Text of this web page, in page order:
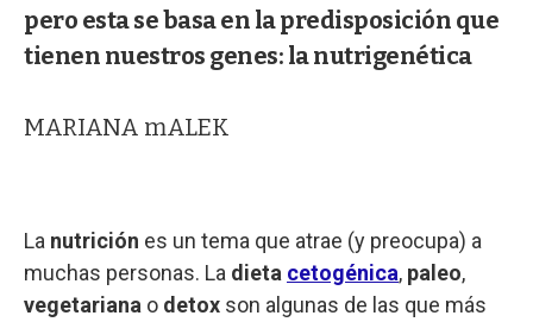
pero esta se basa en la predisposición que
tienen nuestros genes: la nutrigenética
MARIANA mALEK
La nutrición es un tema que atrae (y preocupa) a
muchas personas. La dieta cetogénica, paleo,
vegetariana o detox son algunas de las que más